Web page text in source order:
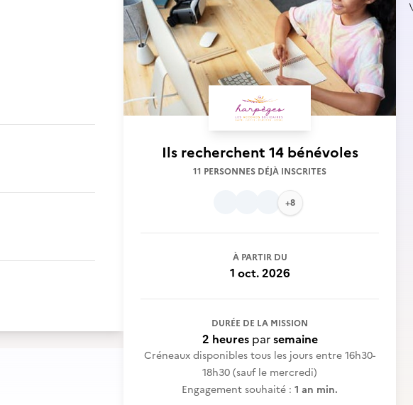
Ils recherchent 14 bénévoles
11 PERSONNES DÉJÀ INSCRITES
+8
À PARTIR DU
1 oct. 2026
DURÉE DE LA MISSION
2 heuresparsemaine
Créneaux disponibles tous les jours entre 16h30-
18h30 (sauf le mercredi)
Engagement souhaité : 1 an min.